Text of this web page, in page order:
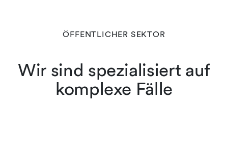
ÖFFENTLICHER SEKTOR
Wir sind spezialisiert auf
komplexe Fälle